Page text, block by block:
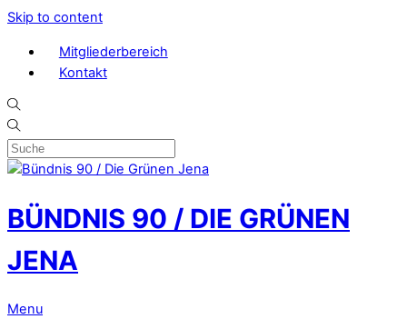
Skip to content
Mitgliederbereich
Kontakt
BÜNDNIS 90 / DIE GRÜNEN
JENA
Menu